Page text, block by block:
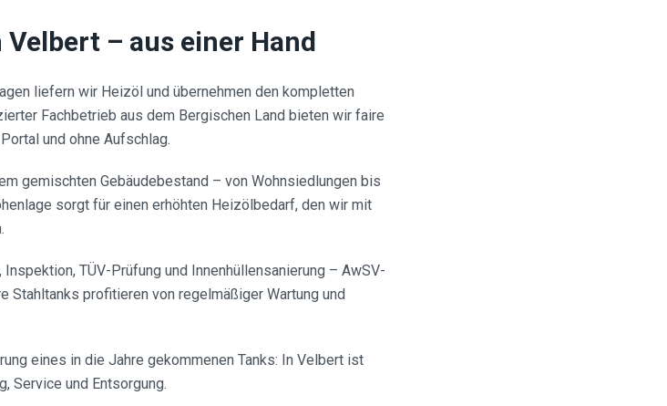
Velbert – aus einer Hand
liefern wir Heizöl und übernehmen den kompletten
Fachbetrieb aus dem Bergischen Land bieten wir faire
und ohne Aufschlag.
gemischten Gebäudebestand – von Wohnsiedlungen bis
sorgt für einen erhöhten Heizölbedarf, den wir mit
TÜV-Prüfung und Innenhüllensanierung – AwSV-
Stahltanks profitieren von regelmäßiger Wartung und
eines in die Jahre gekommenen Tanks: In Velbert ist
Service und Entsorgung.